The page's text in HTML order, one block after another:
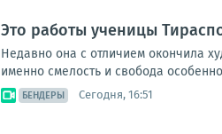
Это работы ученицы
Недавно она с отличием окончила
именно смелость и свобода
БЕНДЕРЫ Сегодня, 16:51